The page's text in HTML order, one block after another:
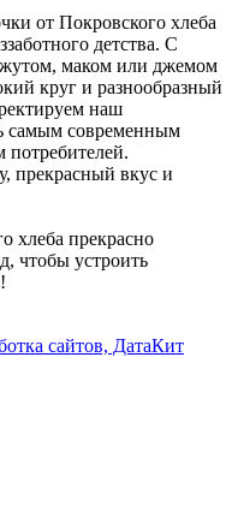
от Покровского хлеба
детства. С
маком или джемом
круг и разнообразный
наш
самым современным
прекрасный вкус и
хлеба прекрасно
чтобы устроить
сайтов, ДатаКит